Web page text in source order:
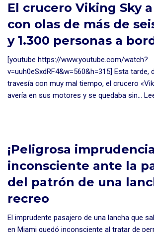
El crucero Viking Sky
con olas de más de
y 1.300 personas a
[youtube https://www.youtube.com/watch?
v=uuh0eSxdRF4&w=560&h=315] Esta tarde,
travesía con muy mal tiempo, el crucero
avería en sus motores y se quedaba sin…
¡Peligrosa
inconsciente ante la
del patrón de una
recreo
El imprudente pasajero de una lancha que
en Miami quedó inconsciente al tratar de